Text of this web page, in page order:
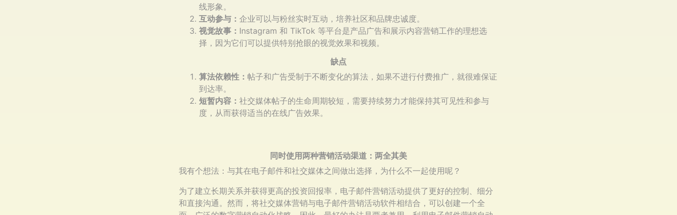
线形象。
互动参与： 企业可以与粉丝实时互动，培养社区和品牌忠诚度。
视觉故事： Instagram 和 TikTok 等平台是产品广告和展示内容营销工作的理想选
择，因为它们可以提供特别抢眼的视觉效果和视频。
缺点
算法依赖性： 帖子和广告受制于不断变化的算法，如果不进行付费推广，就很难保证
到达率。
短暂内容： 社交媒体帖子的生命周期较短，需要持续努力才能保持其可见性和参与
度，从而获得适当的在线广告效果。
同时使用两种营销活动渠道：两全其美
我有个想法：与其在电子邮件和社交媒体之间做出选择，为什么不一起使用呢？
为了建立长期关系并获得更高的投资回报率，电子邮件营销活动提供了更好的控制、细分
和直接沟通。然而，将社交媒体营销与电子邮件营销活动软件相结合，可以创建一个全